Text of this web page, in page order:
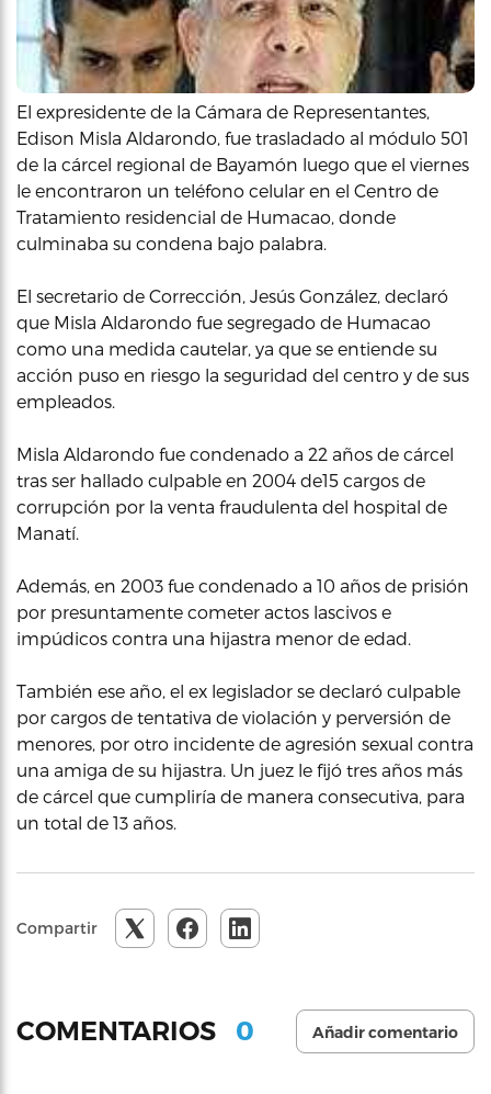
El expresidente de la Cámara de Representantes,
Edison Misla Aldarondo, fue trasladado al módulo 501
de la cárcel regional de Bayamón luego que el viernes
le encontraron un teléfono celular en el Centro de
Tratamiento residencial de Humacao, donde
culminaba su condena bajo palabra.
El secretario de Corrección, Jesús González, declaró
que Misla Aldarondo fue segregado de Humacao
como una medida cautelar, ya que se entiende su
acción puso en riesgo la seguridad del centro y de sus
empleados.
Misla Aldarondo fue condenado a 22 años de cárcel
tras ser hallado culpable en 2004 de15 cargos de
corrupción por la venta fraudulenta del hospital de
Manatí.
Además, en 2003 fue condenado a 10 años de prisión
por presuntamente cometer actos lascivos e
impúdicos contra una hijastra menor de edad.
También ese año, el ex legislador se declaró culpable
por cargos de tentativa de violación y perversión de
menores, por otro incidente de agresión sexual contra
una amiga de su hijastra. Un juez le fijó tres años más
de cárcel que cumpliría de manera consecutiva, para
un total de 13 años.
Compartir
COMENTARIOS 0 Añadir comentario